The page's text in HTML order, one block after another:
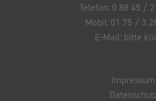
Telefon: 0 88 45 /
Mobil: 01 75 / 3
E-Mail: bitte
Impressum